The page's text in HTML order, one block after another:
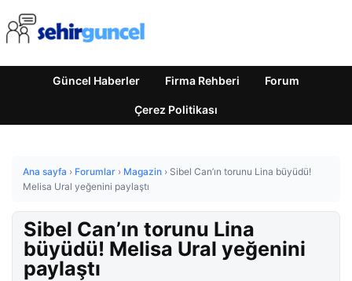
Güncel Haberler Firma Rehberi Forum
Çerez Politikası
Ana sayfa › Forumlar › Magazin › Sibel Can’ın torunu Lina büyüdü!
Melisa Ural yeğenini paylaştı
Sibel Can’ın torunu Lina
büyüdü! Melisa Ural yeğenini
paylaştı